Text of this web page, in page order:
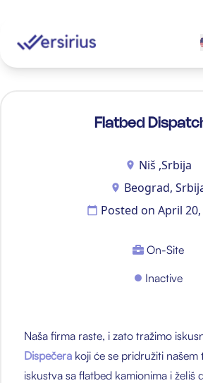
Flatbed
Niš ,Srbija
Beograd,
Posted on April
On-Site
Inactive
Naša firma raste, i zato tražimo
Dispečera koji će se pridružiti našem
iskustva sa flatbed kamionima i želiš